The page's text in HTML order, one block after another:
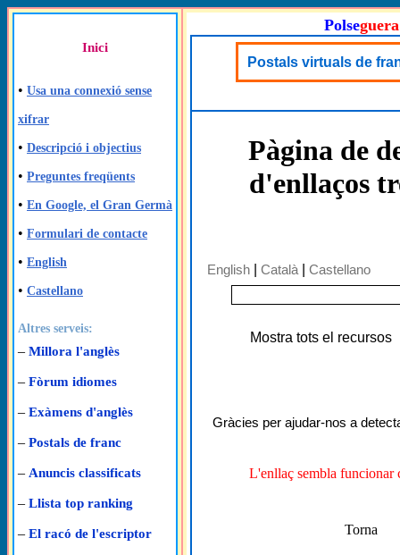
Inici
• Usa una connexió sense
xifrar
• Descripció i objectius
• Preguntes freqüents
• En Google, el Gran Germà
• Formulari de contacte
• English
• Castellano
Altres serveis:
– Millora l'anglès
– Fòrum idiomes
– Exàmens d'anglès
– Postals de franc
– Anuncis classificats
– Llista top ranking
– El racó de l'escriptor
Polseguera
Postals virtuals de
Pàgina de
d'enllaços
English Català Castellano
Mostra tots el recursos
Gràcies per ajudar-nos a
L'enllaç sembla funcionar
Torna